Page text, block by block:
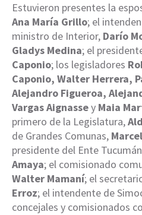
Estuvieron presentes la
Ana María Grillo; el
ministro de Interior, Darío
Gladys Medina; el
Caponio; los legisladores
Caponio, Walter Herrera,
Alejandro Figueroa,
Vargas Aignassey Maia
primero de la Legislatura,
de Grandes Comunas,
presidente del Ente
Amaya; el comisionado
Walter Mamaní; el
Erroz; el intendente de
concejales y comisionados